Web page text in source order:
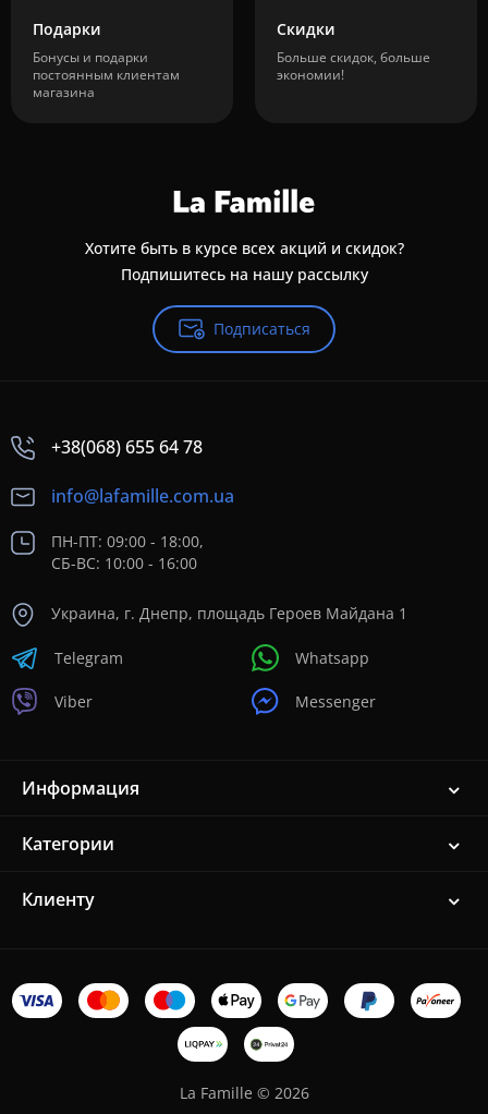
Подарки
Бонусы и подарки
постоянным клиентам
магазина
Скидки
Больше скидок, больше
экономии!
Хотите быть в курсе всех акций и скидок?
Подпишитесь на нашу рассылку
Подписаться
+38(068) 655 64 78
info@lafamille.com.ua
ПН-ПТ: 09:00 - 18:00,
СБ-ВС: 10:00 - 16:00
Украина, г. Днепр, площадь Героев Майдана 1
Telegram
Viber
Whatsapp
Messenger
Информация
Категории
Клиенту
La Famille © 2026